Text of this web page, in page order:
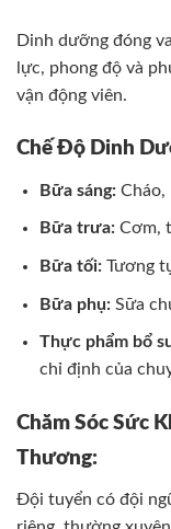
Dinh dưỡng đóng
lực, phong độ và
vận động viên.
Chế Độ Dinh
Bữa sáng:Cháo,
Bữa trưa:Cơm,
Bữa tối:Tương
Bữa phụ:Sữa
Thực phẩm bổ
chỉ định của
Chăm Sóc Sức
Thương:
Đội tuyển có đội